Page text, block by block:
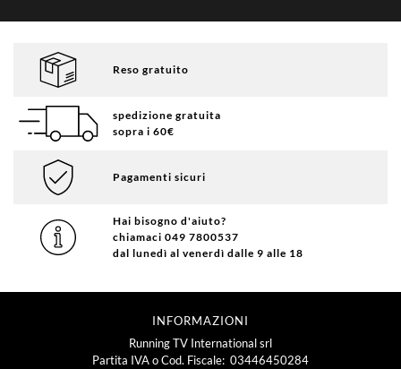
Reso gratuito
spedizione gratuita
sopra i 60€
Pagamenti sicuri
Hai bisogno d'aiuto?
chiamaci 049 7800537
dal lunedì al venerdì dalle 9 alle 18
INFORMAZIONI
Running TV International srl
Partita IVA o Cod. Fiscale: 03446450284